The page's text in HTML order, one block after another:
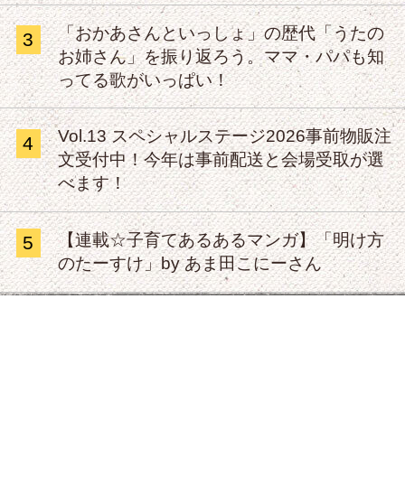
3
「おかあさんといっしょ」の歴代「うたの
お姉さん」を振り返ろう。ママ・パパも知
ってる歌がいっぱい！
4
Vol.13 スペシャルステージ2026事前物販注
文受付中！今年は事前配送と会場受取が選
べます！
5
【連載☆子育てあるあるマンガ】「明け方
のたーすけ」by あま田こにーさん